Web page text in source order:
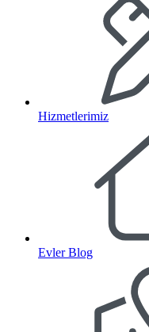
Hizmetlerimiz
Evler Blog